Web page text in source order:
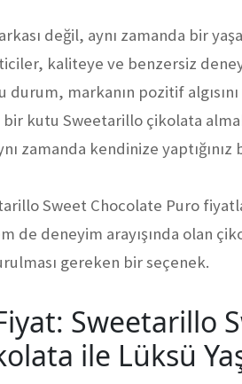
değil, aynı zamanda bir
kaliteye ve benzersiz
markanın pozitif algısını
bir kutu Sweetarillo çikolata
zamanda kendinize
Sweet Chocolate Puro
de deneyim arayışında olan
gereken bir seçenek.
Sweetarillo
ile Lüksü